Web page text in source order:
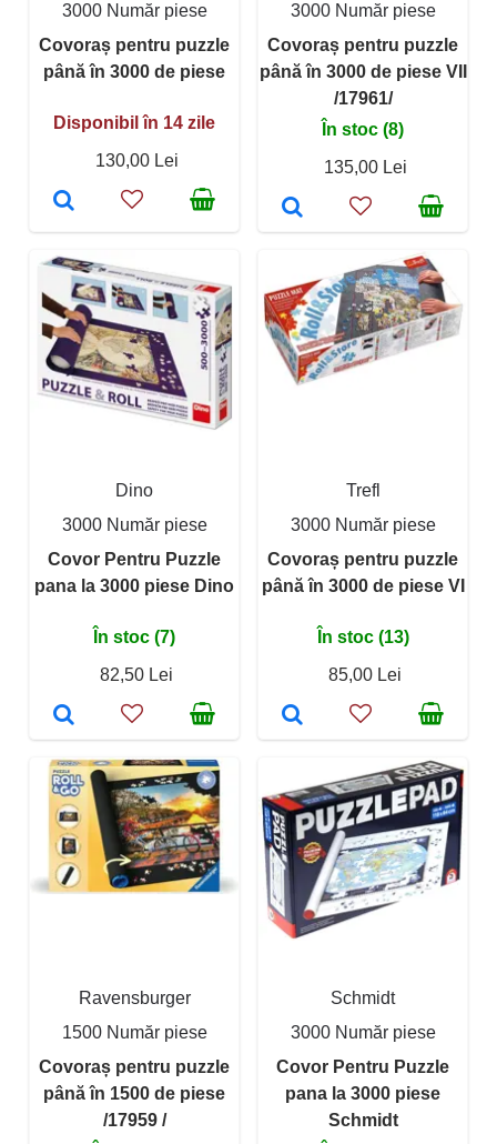
3000 Număr piese
Covoraș pentru puzzle
până în 3000 de piese
Disponibil în 14 zile
130,00 Lei
3000 Număr piese
Covoraș pentru puzzle
până în 3000 de piese VII
/17961/
În stoc (8)
135,00 Lei
Dino
3000 Număr piese
Covor Pentru Puzzle
pana la 3000 piese Dino
În stoc (7)
82,50 Lei
Trefl
3000 Număr piese
Covoraș pentru puzzle
până în 3000 de piese VI
În stoc (13)
85,00 Lei
Ravensburger
1500 Număr piese
Covoraș pentru puzzle
până în 1500 de piese
/17959 /
Schmidt
3000 Număr piese
Covor Pentru Puzzle
pana la 3000 piese
Schmidt